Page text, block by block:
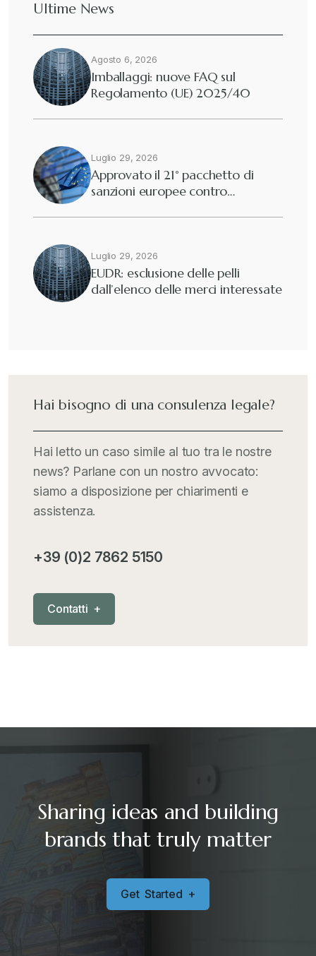
Ultime News
Agosto 6, 2026
Imballaggi: nuove FAQ sul
Regolamento (UE) 2025/40
Luglio 29, 2026
Approvato il 21° pacchetto di
sanzioni europee contro…
Luglio 29, 2026
EUDR: esclusione delle pelli
dall’elenco delle merci interessate
Hai bisogno di una consulenza legale?
Hai letto un caso simile al tuo tra le nostre
news? Parlane con un nostro avvocato:
siamo a disposizione per chiarimenti e
assistenza.
+39 (0)2 7862 5150
Contatti +
Sharing ideas and building
brands that truly matter
Get Started +